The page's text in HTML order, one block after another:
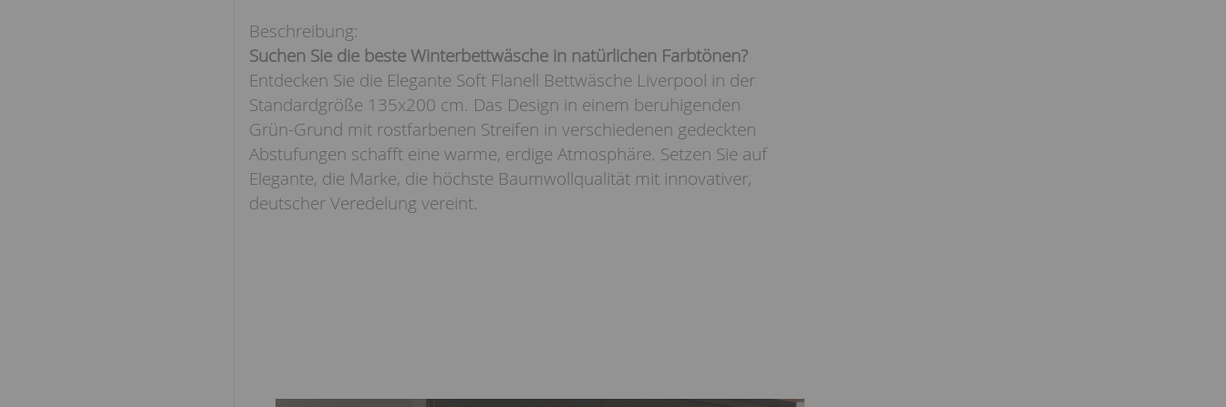
Suchen Sie die beste Winterbettwäsche in natürlichen Farbtönen?
Entdecken Sie die Elegante Soft Flanell Bettwäsche Liverpool in der
Standardgröße 135x200 cm. Das Design in einem beruhigenden
Grün-Grund mit rostfarbenen Streifen in verschiedenen gedeckten
Abstufungen schafft eine warme, erdige Atmosphäre. Setzen Sie auf
Elegante, die Marke, die höchste Baumwollqualität mit innovativer,
deutscher Veredelung vereint.